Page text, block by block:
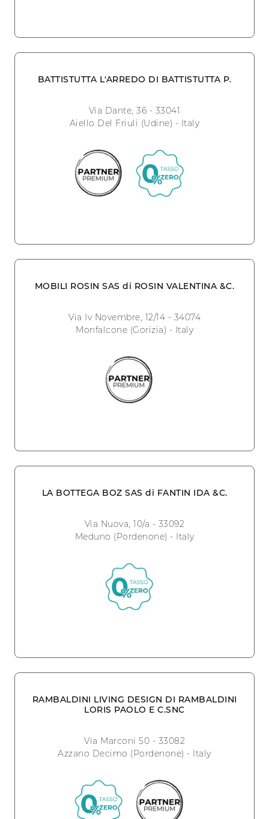
BATTISTUTTA L'ARREDO DI BATTISTUTTA P.
Via Dante, 36 - 33041
Aiello Del Friuli (Udine) - Italy
MOBILI ROSIN SAS di ROSIN VALENTINA &C.
Via Iv Novembre, 12/14 - 34074
Monfalcone (Gorizia) - Italy
LA BOTTEGA BOZ SAS di FANTIN IDA &C.
Via Nuova, 10/a - 33092
Meduno (Pordenone) - Italy
RAMBALDINI LIVING DESIGN DI RAMBALDINI
LORIS PAOLO E C.SNC
Via Marconi 50 - 33082
Azzano Decimo (Pordenone) - Italy